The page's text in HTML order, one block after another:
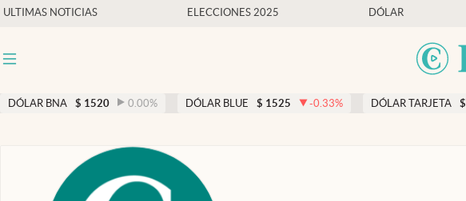
ULTIMAS NOTICIAS ELECCIONES 2025 DÓLAR
Mercados Online
Otras Secciones
DÓLAR BNA $ 1520 0.00% DÓLAR BLUE $ 1525 -0.33% DÓLAR TARJETA $